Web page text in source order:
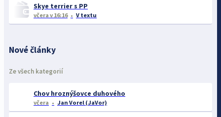
Skye terrier s PP
včera v 16:16 V textu
Nové články
Ze všech kategorií
Chov hroznýšovce duhového
včera Jan Vorel (JaVor)